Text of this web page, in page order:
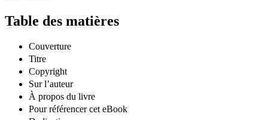
Couverture
Titre
Copyright
Sur l’auteur
À propos du livre